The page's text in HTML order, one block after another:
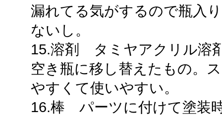
漏れてる気がするので瓶入
ないし。
15.溶剤 タミヤアクリル溶
空き瓶に移し替えたもの。
やすくて使いやすい。
16.棒 パーツに付けて塗装